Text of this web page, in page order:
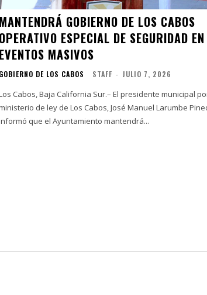
MANTENDRÁ GOBIERNO DE LOS CABOS
OPERATIVO ESPECIAL DE SEGURIDAD EN
EVENTOS MASIVOS
GOBIERNO DE LOS CABOS STAFF - JULIO 7, 2026
Cabos, Baja California Sur.– El presidente municipal
de ley de Los Cabos, José Manuel Larumbe
que el Ayuntamiento mantendrá...